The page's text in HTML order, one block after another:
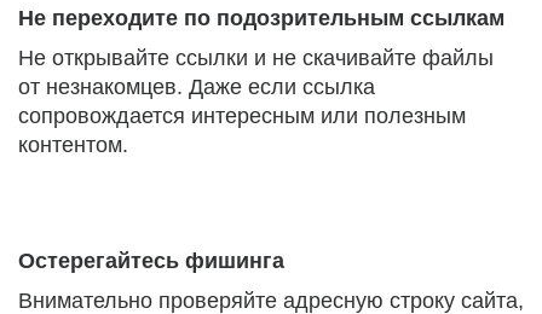
Не переходите по подозрительным ссылкам
Не открывайте ссылки и не скачивайте файлы
от незнакомцев. Даже если ссылка
сопровождается интересным или полезным
контентом.
Остерегайтесь фишинга
Внимательно проверяйте адресную строку сайта,